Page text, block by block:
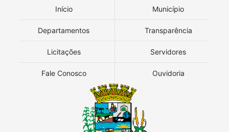
Início Município
Departamentos Transparência
Licitações Servidores
Fale Conosco Ouvidoria